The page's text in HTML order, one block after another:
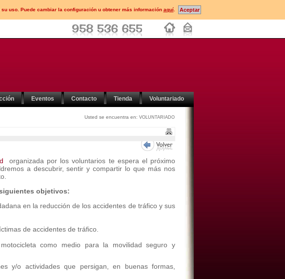
uso. Puede cambiar la configuración u obtener más información aquí.
Eventos Contacto Tienda Voluntariado
Usted se encuentra en: VOLUNTARIADO
organizada por los voluntarios te espera el próximo
a descubrir, sentir y compartir lo que más nos
objetivos:
en la reducción de los accidentes de tráfico y sus
de accidentes de tráfico.
como medio para la movilidad seguro y
y/o actividades que persigan, en buenas formas,